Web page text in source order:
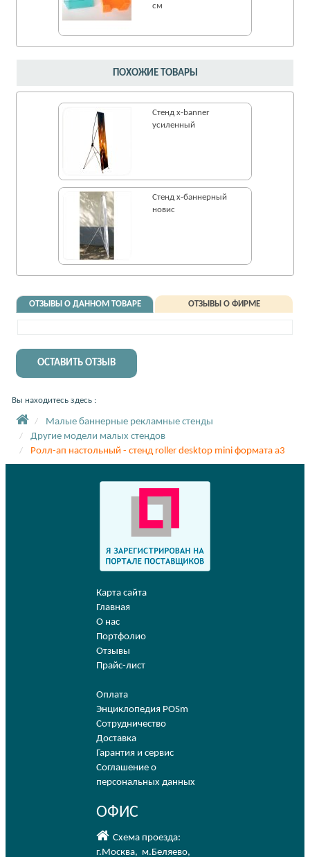
ПОХОЖИЕ ТОВАРЫ
Стенд x-banner
усиленный
Стенд х-баннерный
новис
см
ОТЗЫВЫ О ДАННОМ ТОВАРЕ ОТЗЫВЫ О ФИРМЕ
ОСТАВИТЬ ОТЗЫВ
Вы находитесь здесь :
Малые баннерные рекламные стенды
Другие модели малых стендов
Ролл-ап настольный - стенд roller desktop mini формата a3
Карта сайта
Главная
О нас
Портфолио
Отзывы
Прайс-лист
Оплата
Энциклопедия POSm
Сотрудничество
Доставка
Гарантия и сервис
Соглашение о
персональных данных
ОФИС
Схема проезда:
г.Москва, м.Беляево,